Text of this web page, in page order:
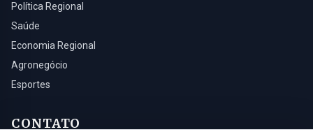
Política Regional
Saúde
Economia Regional
Agronegócio
Esportes
CONTATO